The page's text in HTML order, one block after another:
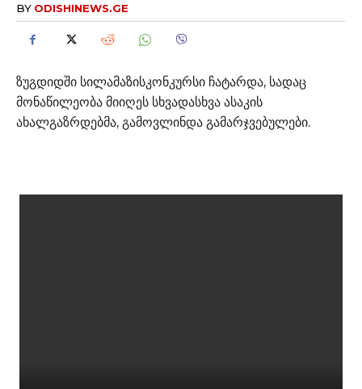
BY ODISHINEWS.GE
ზუგდიდში სილამაზისკონკურსი ჩატარდა, სადაც
მონაწილეობა მიიღეს სხვადასხვა ასაკის
ახალგაზრდებმა, გამოვლინდა გამარჯვებულები.